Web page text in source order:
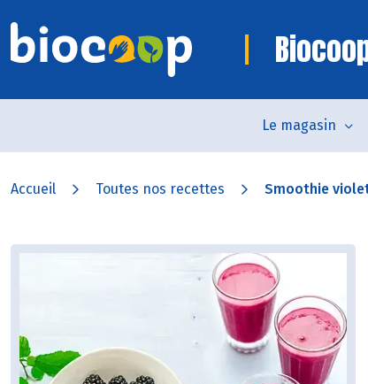
Le magasin
Accueil Toutes nos recettes Smoothie